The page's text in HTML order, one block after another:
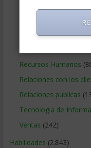
Operaciones y
Recursos Humanos
Relaciones con los
Relaciones publicas
Tecnologia de
Ventas (242)
Habilidades (2.843)